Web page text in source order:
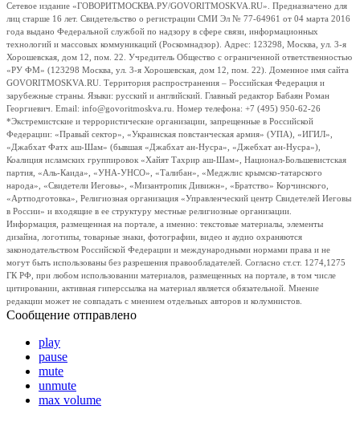
Сетевое издание «ГОВОРИТМОСКВА.РУ/GOVORITMOSKVA.RU». Предназначено для
лиц старше 16 лет. Свидетельство о регистрации СМИ Эл № 77-64961 от 04 марта 2016
года выдано Федеральной службой по надзору в сфере связи, информационных
технологий и массовых коммуникаций (Роскомнадзор). Адрес: 123298, Москва, ул. 3-я
Хорошевская, дом 12, пом. 22. Учредитель Общество с ограниченной ответственностью
«РУ ФМ» (123298 Москва, ул. 3-я Хорошевская, дом 12, пом. 22). Доменное имя сайта
GOVORITMOSKVA.RU. Территория распространения – Российская Федерация и
зарубежные страны. Языки: русский и английский. Главный редактор Бабаян Роман
Георгиевич. Email: info@govoritmoskva.ru. Номер телефона: +7 (495) 950-62-26
*Экстремистские и террористические организации, запрещенные в Российской
Федерации: «Правый сектор», «Украинская повстанческая армия» (УПА), «ИГИЛ»,
«Джабхат Фатх аш-Шам» (бывшая «Джабхат ан-Нусра», «Джебхат ан-Нусра»),
Коалиция исламских группировок «Хайят Тахрир аш-Шам», Национал-Большевистская
партия, «Аль-Каида», «УНА-УНСО», «Талибан», «Меджлис крымско-татарского
народа», «Свидетели Иеговы», «Мизантропик Дивижн», «Братство» Корчинского,
«Артподготовка», Религиозная организация «Управленческий центр Свидетелей Иеговы
в России» и входящие в ее структуру местные религиозные организации.
Информация, размещенная на портале, а именно: текстовые материалы, элементы
дизайна, логотипы, товарные знаки, фотографии, видео и аудио охраняются
законодательством Российской Федерации и международными нормами права и не
могут быть использованы без разрешения правообладателей. Согласно ст.ст. 1274,1275
ГК РФ, при любом использовании материалов, размещенных на портале, в том числе
цитировании, активная гиперссылка на материал является обязательной. Мнение
редакции может не совпадать с мнением отдельных авторов и колумнистов.
Сообщение отправлено
play
pause
mute
unmute
max volume